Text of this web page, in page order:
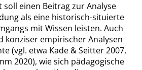
soll einen Beitrag zur Analyse
als eine historisch-situierte
mit Wissen leisten. Auch
konziser empirischer Analysen
(vgl. etwa Kade & Seitter 2007,
2020), wie sich pädagogische